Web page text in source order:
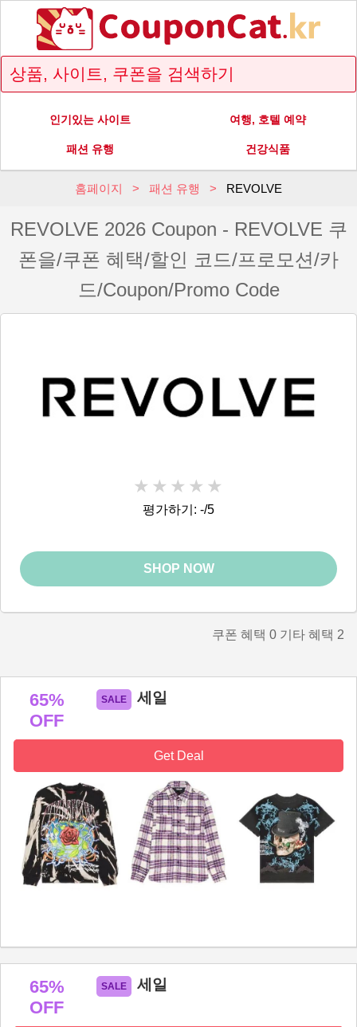
인기있는 사이트 여행, 호텔 예약
패션 유행 건강식품
홈페이지 패션 유행 REVOLVE
REVOLVE 2026 Coupon - REVOLVE 쿠
폰을/쿠폰 혜택/할인 코드/프로모션/카
드/Coupon/Promo Code
평가하기: -/5
SHOP NOW
쿠폰 혜택 0 기타 혜택 2
65%
OFF
세일
Get Deal
65%
OFF
세일